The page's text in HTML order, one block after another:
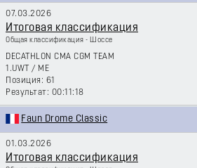
07.03.2026
Итоговая классификация
Общая классификация - Шоссе
DECATHLON CMA CGM TEAM
1.UWT / ME
61
00:11:18
Faun Drome Classic
01.03.2026
Итоговая классификация